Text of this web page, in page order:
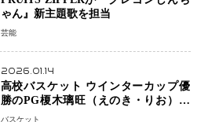
ゃん』新主題歌を担当
芸能
2026.01.14
高校バスケット ウインターカップ優
勝のPG榎木璃旺（えのき・りお）が
プロの現場へ―。
バスケット